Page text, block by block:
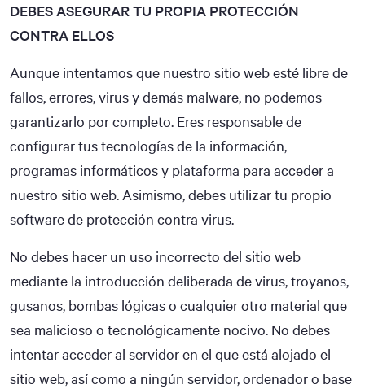
DEBES ASEGURAR TU PROPIA PROTECCIÓN
CONTRA ELLOS
Aunque intentamos que nuestro sitio web esté libre de
fallos, errores, virus y demás malware, no podemos
garantizarlo por completo. Eres responsable de
configurar tus tecnologías de la información,
programas informáticos y plataforma para acceder a
nuestro sitio web. Asimismo, debes utilizar tu propio
software de protección contra virus.
No debes hacer un uso incorrecto del sitio web
mediante la introducción deliberada de virus, troyanos,
gusanos, bombas lógicas o cualquier otro material que
sea malicioso o tecnológicamente nocivo. No debes
intentar acceder al servidor en el que está alojado el
sitio web, así como a ningún servidor, ordenador o base